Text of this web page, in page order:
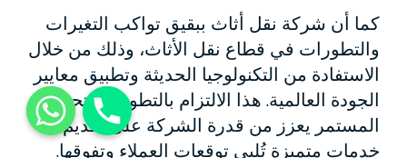
كما أن شركة نقل أثاث ببقيق تواكب التغيرات
والتطورات في قطاع نقل الأثاث، وذلك من خلال
الاستفادة من التكنولوجيا الحديثة وتطبيق معايير
الجودة العالمية. هذا الالتزام بالتطوير والتحسين
المستمر يعزز من قدرة الشركة على تقديم
خدمات متميزة تُلبي توقعات العملاء وتفوقها.